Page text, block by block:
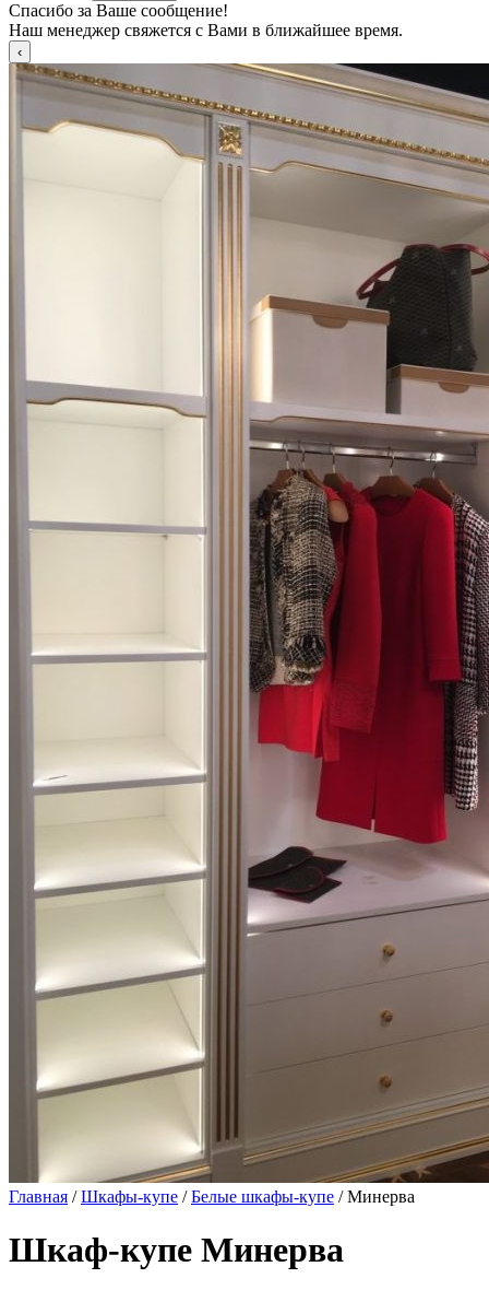
Спасибо за Ваше сообщение!
Наш менеджер свяжется с Вами в ближайшее время.
Главная /Шкафы-купе /Белые шкафы-купе / Минерва
Шкаф-купе Минерва